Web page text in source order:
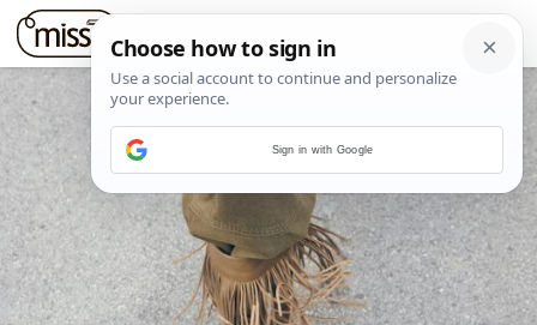
Sign in with Google